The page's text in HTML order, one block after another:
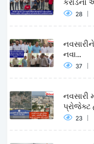
28
નવા…
37
નવસારી
પ્રોજેક્ટ
23